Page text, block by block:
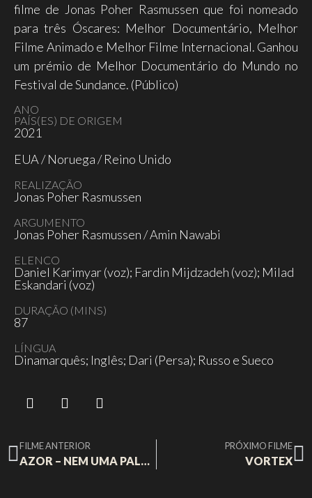
filme de Jonas Poher Rasmussen que foi nomeado
para três Óscares: Melhor Documentário, Melhor
Filme Animado e Melhor Filme Internacional. Ganhou
um prémio de Melhor Documentário do Mundo no
Festival de Sundance. (Público)
ANO
PAÍS(ES) DE ORIGEM
2021
EUA / Noruega / Reino Unido
REALIZAÇÃO
Jonas Poher Rasmussen
ARGUMENTO
Jonas Poher Rasmussen / Amin Nawabi
ELENCO
Daniel Karimyar (voz); Fardin Mijdzadeh (voz); Milad
Eskandari (voz)
DURAÇÃO (MINS)
87
LÍNGUA
Dinamarquês; Inglês; Dari (Persa); Russo e Sueco
FILME ANTERIOR
AZOR – NEM UMA PALAVRA
PRÓXIMO FILME
VORTEX